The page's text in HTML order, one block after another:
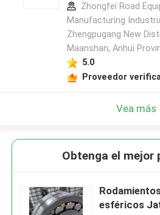
Zhongfei Road
Manufacturing
Zhengpugang New
Maanshan, Anhui
5.0
Proveedor
Vea más
Obtenga el mejor
esféricos